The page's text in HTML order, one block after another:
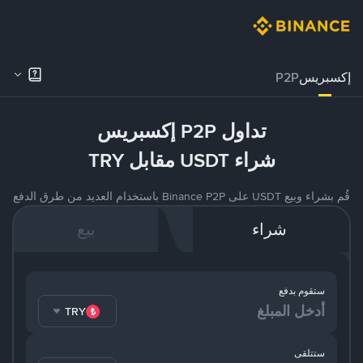
إكسبريسP2P
تداول P2P إكسبريس
شراء USDT مقابل TRY
قُم بشراء وبيع USDT على Binance P2P باستخدام العديد من طرق الدفع
شراء بيع
ستقوم بدفع
TRY
ستتلقى